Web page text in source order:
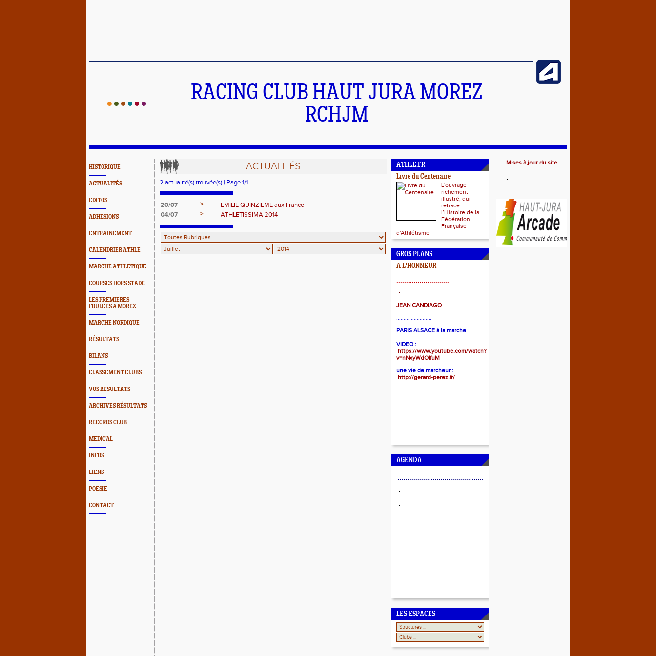
RACING CLUB HAUT JURA MOREZ
RCHJM
HISTORIQUE
ACTUALITÉS
EDITOS
ADHESIONS
ENTRAINEMENT
CALENDRIER ATHLE
MARCHE ATHLETIQUE
COURSES HORS STADE
LES PREMIERES
FOULEES A MOREZ
MARCHE NORDIQUE
RÉSULTATS
BILANS
CLASSEMENT CLUBS
VOS RESULTATS
ARCHIVES RÉSULTATS
RECORDS CLUB
MEDICAL
INFOS
LIENS
POESIE
CONTACT
ACTUALITÉS
2 actualité(s) trouvée(s) | Page 1/1
20/07 >
EMILIE QUINZIEME aux France
04/07
> ATHLETISSIMA 2014
ATHLE.FR
Livre du Centenaire
L'ouvrage
richement
illustré, qui
retrace
l’Histoire de la
Fédération
Française
d'Athlétisme.
GROS PLANS
A L'HONNEUR
...........................
JEAN CANDIAGO
........................
PARIS ALSACE à la marche
VIDEO :
https://www.youtube.com/watch?
v=nNxyWdOIfuM
une vie de marcheur :
http://gerard-perez.fr/
AGENDA
............................................
LES ESPACES
Mises à jour du site